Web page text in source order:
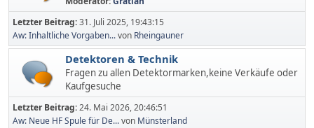
Letzter Beitrag:31. Juli 2025, 19:43:15
Aw: Inhaltliche Vorgaben...von Rheingauner
Detektoren & Technik
Fragen zu allen Detektormarken,keine Verkäufe oder
Kaufgesuche
Letzter Beitrag:24. Mai 2026, 20:46:51
Aw: Neue HF Spule für De...von Münsterland